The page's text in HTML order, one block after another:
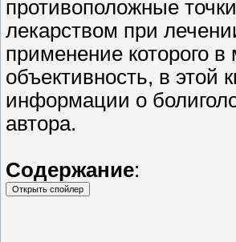
противоположные
лекарством при
применение которого
объективность, в этой
информации о
автора.
Содержание: